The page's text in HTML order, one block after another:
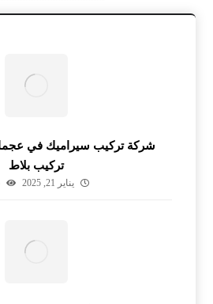
تركيب بلاط
يناير 21, 2025